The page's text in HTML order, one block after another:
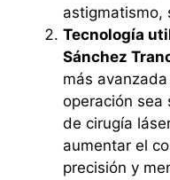
astigmatismo,
Tecnología
Sánchez
más
operación sea
de cirugía
aumentar el
precisión y